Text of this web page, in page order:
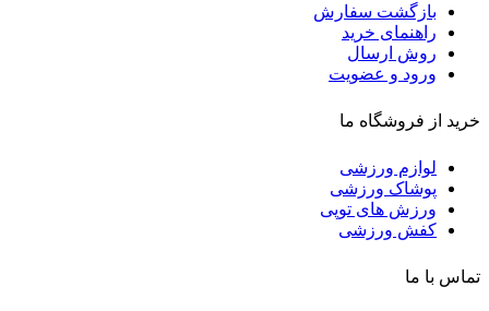
بازگشت سفارش
راهنمای خرید
روش ارسال
ورود و عضویت
خرید از فروشگاه ما
لوازم ورزشی
پوشاک ورزشی
ورزش های توپی
کفش ورزشی
تماس با ما